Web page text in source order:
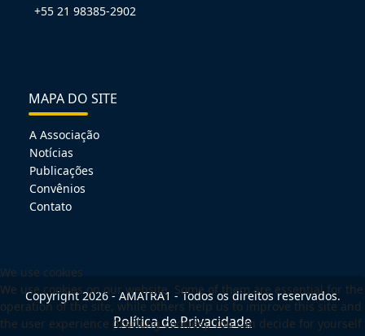
+55 21 98385-2902
MAPA DO SITE
A Associação
Notícias
Publicações
Convênios
Contato
Copyright 2026 - AMATRA1 - Todos os direitos reservados.
Política de Privacidade
We use cookies
We use cookies on our website. Some of them are essential for the
operation of the site, while others help us to improve this site and
the user experience (tracking cookies). You can decide for yourself